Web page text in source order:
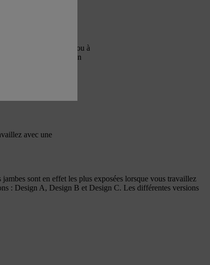
au travail en forêt ou à
services d’intervention
avec une
sont en effet les plus exposées lorsque vous travaillez
: Design A, Design B et Design C. Les différentes versions